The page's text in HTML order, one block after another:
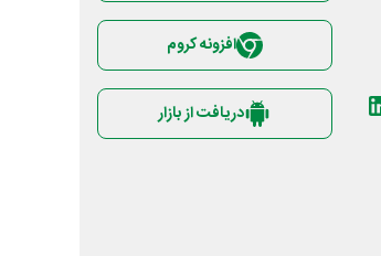
افزونه کروم
دریافت از بازار